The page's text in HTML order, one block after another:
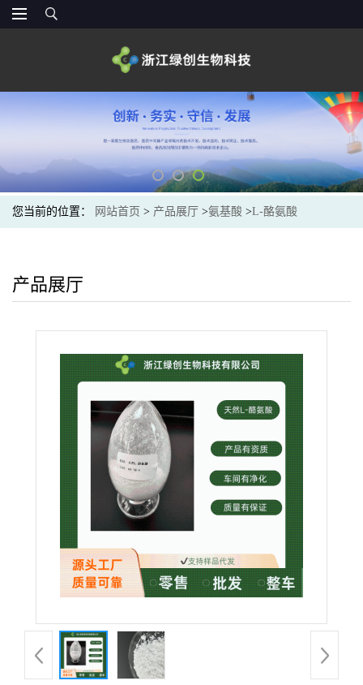
您当前的位置： 网站首页 > 产品展厅 >氨基酸 >L-酪氨酸
产品展厅